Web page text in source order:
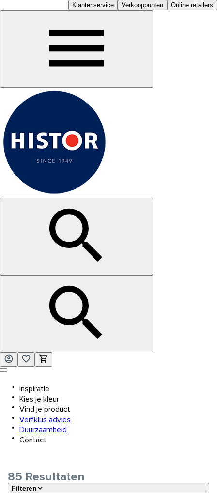
Klantenservice Verkooppunten Online retailers
Inspiratie
Kies je kleur
Vind je product
Verfklus advies
Duurzaamheid
Contact
85 Resultaten
Filteren